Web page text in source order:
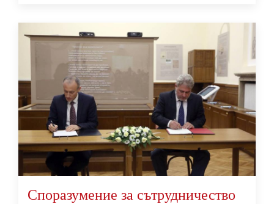
Споразумение за сътрудничество